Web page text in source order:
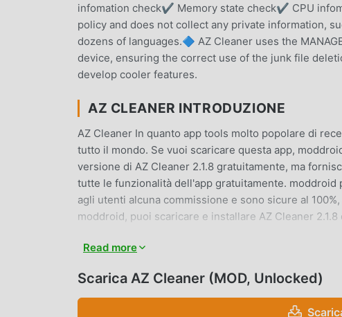
infomation check✔️ Memory state check✔️ CPU
policy and does not collect any private information,
dozens of languages.🔷 AZ Cleaner uses the
device, ensuring the correct use of the junk file
develop cooler features.
AZ CLEANER INTRODUZIONE
AZ Cleaner In quanto app tools molto popolare di
tutto il mondo. Se vuoi scaricare questa app,
versione di AZ Cleaner 2.1.8 gratuitamente, ma
tutte le funzionalità dell'app gratuitamente.
agli utenti alcuna commissione e sono sicure al
moddroid, puoi scaricare e installare AZ Cleaner
FUNZIONALITÀ CONVENIENTI
AZ Cleaner Essendo una popolare applicazione
Devi solo scaricare e installare AZ Cleaner 2.1.8,
Read more
Scarica AZ Cleaner (MOD, Unlocked)